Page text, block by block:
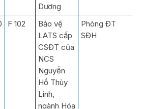
Dương
F 102
Bảo vệ
LATS cấp
CSĐT của
NCS
Nguyễn
Hồ Thùy
Linh,
ngành Hóa
Phòng ĐT
SĐH